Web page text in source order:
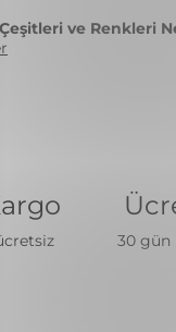
ve Renkleri
30 gün